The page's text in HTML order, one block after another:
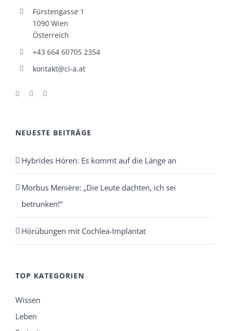
Fürstengasse 1
1090 Wien
Österreich
+43 664 60705 2354
kontakt@ci-a.at
NEUESTE BEITRÄGE
Hybrides Hören: Es kommt auf die Länge an
Morbus Menière: „Die Leute dachten, ich sei
betrunken!“
Hörübungen mit Cochlea-Implantat
TOP KATEGORIEN
Wissen
Leben